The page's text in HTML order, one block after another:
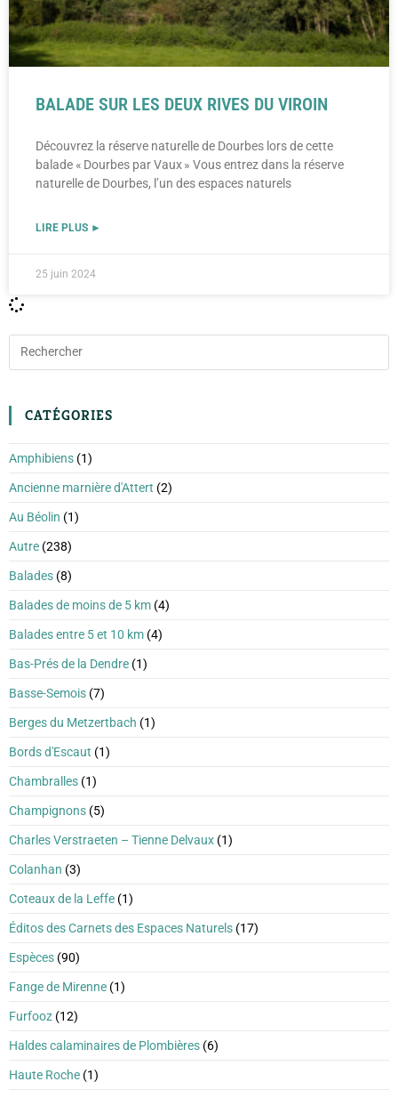
BALADE SUR LES DEUX RIVES DU VIROIN
Découvrez la réserve naturelle de Dourbes lors de cette
balade « Dourbes par Vaux » Vous entrez dans la réserve
naturelle de Dourbes, l’un des espaces naturels
LIRE PLUS ►
25 juin 2024
CATÉGORIES
Amphibiens (1)
Ancienne marnière d'Attert (2)
Au Béolin (1)
Autre (238)
Balades (8)
Balades de moins de 5 km (4)
Balades entre 5 et 10 km (4)
Bas-Prés de la Dendre (1)
Basse-Semois (7)
Berges du Metzertbach (1)
Bords d'Escaut (1)
Chambralles (1)
Champignons (5)
Charles Verstraeten – Tienne Delvaux (1)
Colanhan (3)
Coteaux de la Leffe (1)
Éditos des Carnets des Espaces Naturels (17)
Espèces (90)
Fange de Mirenne (1)
Furfooz (12)
Haldes calaminaires de Plombières (6)
Haute Roche (1)